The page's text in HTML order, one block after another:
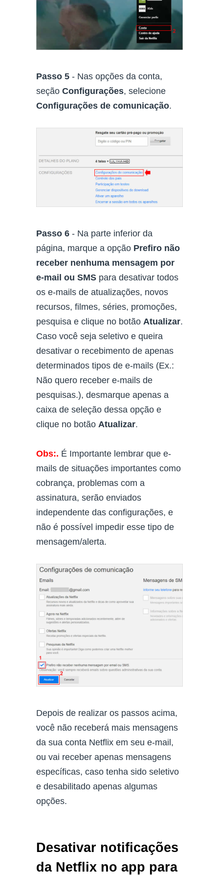
Passo 5 - Nas opções da conta,
seção Configurações, selecione
Configurações de comunicação.
Passo 6 - Na parte inferior da
página, marque a opção Prefiro não
receber nenhuma mensagem por
e-mail ou SMS para desativar todos
os e-mails de atualizações, novos
recursos, filmes, séries, promoções,
pesquisa e clique no botão Atualizar.
Caso você seja seletivo e queira
desativar o recebimento de apenas
determinados tipos de e-mails (Ex.:
Não quero receber e-mails de
pesquisas.), desmarque apenas a
caixa de seleção dessa opção e
clique no botão Atualizar.
Obs:. É Importante lembrar que e-
mails de situações importantes como
cobrança, problemas com a
assinatura, serão enviados
independente das configurações, e
não é possível impedir esse tipo de
mensagem/alerta.
Depois de realizar os passos acima,
você não receberá mais mensagens
da sua conta Netflix em seu e-mail,
ou vai receber apenas mensagens
específicas, caso tenha sido seletivo
e desabilitado apenas algumas
opções.
Desativar notificações
da Netflix no app para